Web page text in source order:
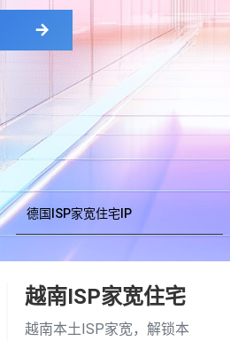
宁波电信性能云
i9-13900K处理器 6.0GHz水冷 宁波电信
广州三网BGP
金牌Xeon Gold 6148处理器 广州三网
深圳三网BGP
金牌XeonGold-6152处理器 深圳三网
绍兴三网BGP
铂金8269CY处理器 绍兴三网BGP 自动
德国ISP家宽住宅IP
越南ISP家宽住宅
越南本土ISP家宽，解锁本